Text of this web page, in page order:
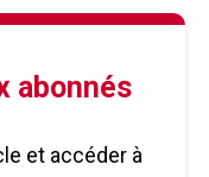
abonnés
et accéder à